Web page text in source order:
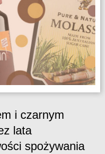
i czarnym
lata
spożywania